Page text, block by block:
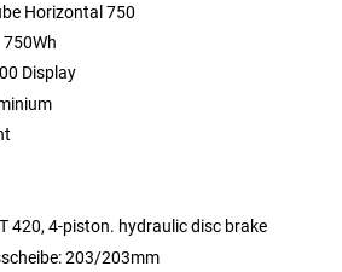
Horizontal 750
750Wh
Display
420, 4-piston. hydraulic disc brake
203/203mm